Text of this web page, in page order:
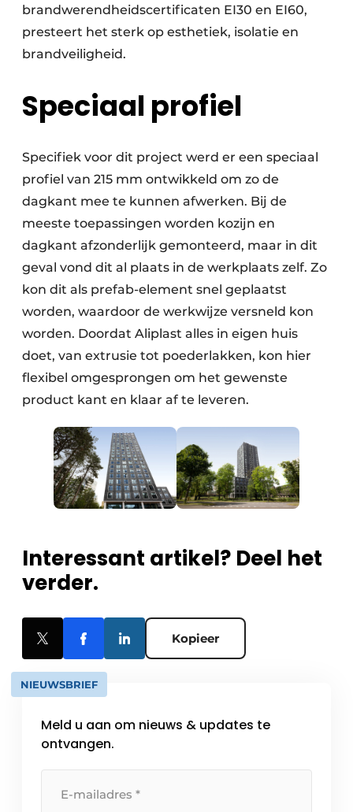
brandwerendheidscertificaten EI30 en EI60,
presteert het sterk op esthetiek, isolatie en
brandveiligheid.
Speciaal profiel
Specifiek voor dit project werd er een speciaal
profiel van 215 mm ontwikkeld om zo de
dagkant mee te kunnen afwerken. Bij de
meeste toepassingen worden kozijn en
dagkant afzonderlijk gemonteerd, maar in dit
geval vond dit al plaats in de werkplaats zelf. Zo
kon dit als prefab-element snel geplaatst
worden, waardoor de werkwijze versneld kon
worden. Doordat Aliplast alles in eigen huis
doet, van extrusie tot poederlakken, kon hier
flexibel omgesprongen om het gewenste
product kant en klaar af te leveren.
Interessant artikel? Deel het
verder.
Kopieer
NIEUWSBRIEF
Meld u aan om nieuws & updates te
ontvangen.